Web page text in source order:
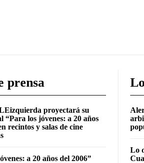
prensa
proyectará su
“Para los jóvenes: a 20 años
recintos y salas de cine
a 20 años del 2006”
Lo